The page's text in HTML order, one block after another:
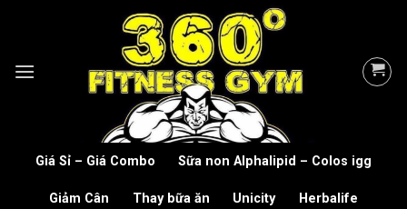
Giá Sỉ – Giá Combo Sữa non Alphalipid – Colos igg
Giảm Cân Thay bữa ăn Unicity Herbalife